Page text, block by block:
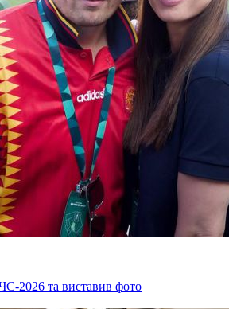
2026 та виставив фото